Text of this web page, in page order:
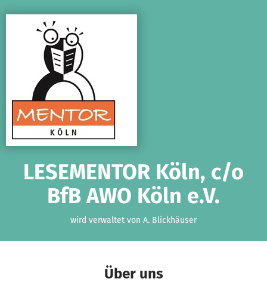
LESEMENTOR Köln, c/o
BfB AWO Köln e.V.
wird verwaltet von A. Blickhäuser
Über uns